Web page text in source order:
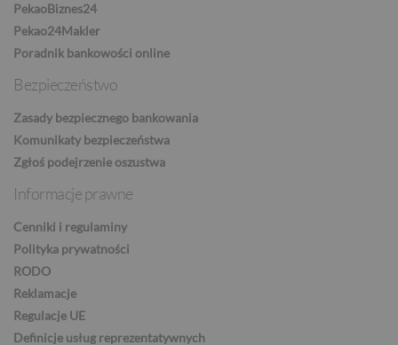
MXN
PekaoBiznes24
Pekao24Makler
Poradnik bankowości online
Bezpieczeństwo
Zasady bezpiecznego bankowania
Komunikaty bezpieczeństwa
Zgłoś podejrzenie oszustwa
Informacje prawne
Cenniki i regulaminy
Polityka prywatności
RODO
Reklamacje
Regulacje UE
Definicje usług reprezentatywnych